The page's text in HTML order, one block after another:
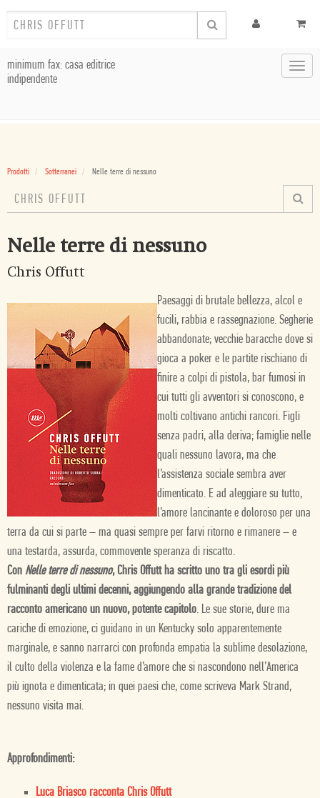
minimum fax: casa editrice
indipendente
Prodotti Sotterranei Nelle terre di nessuno
Nelle terre di nessuno
Chris Offutt
Paesaggi di brutale bellezza, alcol e
fucili, rabbia e rassegnazione. Segherie
abbandonate; vecchie baracche dove si
gioca a poker e le partite rischiano di
finire a colpi di pistola, bar fumosi in
cui tutti gli avventori si conoscono, e
molti coltivano antichi rancori. Figli
senza padri, alla deriva; famiglie nelle
quali nessuno lavora, ma che
l’assistenza sociale sembra aver
dimenticato. E ad aleggiare su tutto,
l’amore lancinante e doloroso per una
terra da cui si parte – ma quasi sempre per farvi ritorno e rimanere – e
una testarda, assurda, commovente speranza di riscatto.
Con Nelle terre di nessuno, Chris Offutt ha scritto uno tra gli esordi più
fulminanti degli ultimi decenni, aggiungendo alla grande tradizione del
racconto americano un nuovo, potente capitolo. Le sue storie, dure ma
cariche di emozione, ci guidano in un Kentucky solo apparentemente
marginale, e sanno narrarci con profonda empatia la sublime desolazione,
il culto della violenza e la fame d’amore che si nascondono nell’America
più ignota e dimenticata; in quei paesi che, come scriveva Mark Strand,
nessuno visita mai.
Approfondimenti:
Luca Briasco racconta Chris Offutt